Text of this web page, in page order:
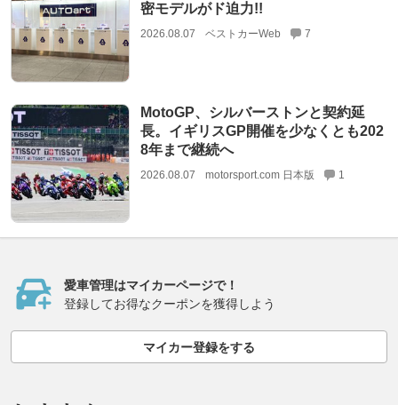
密モデルがド迫力!!
2026.08.07 ベストカーWeb 7
MotoGP、シルバーストンと契約延
長。イギリスGP開催を少なくとも202
8年まで継続へ
2026.08.07 motorsport.com 日本版 1
愛車管理はマイカーページで！
登録してお得なクーポンを獲得しよう
マイカー登録をする